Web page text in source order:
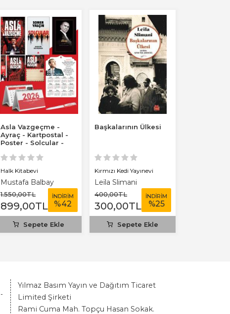
Asla Vazgeçme -
Ayraç - Kartpostal -
Poster - Solcular -
Halk Kitabevi
Mustafa Balbay
1.550,00TL
899,00TL
İNDİRİM
%42
Sepete Ekle
Başkalarının Ülkesi
Kırmızı Kedi Yayınevi
Leïla Slimani
400,00TL
300,00TL
İNDİRİM
%25
Sepete Ekle
Yılmaz Basım Yayın ve Dağıtım Ticaret
Limited Şirketi
Rami Cuma Mah. Topçu Hasan Sokak.